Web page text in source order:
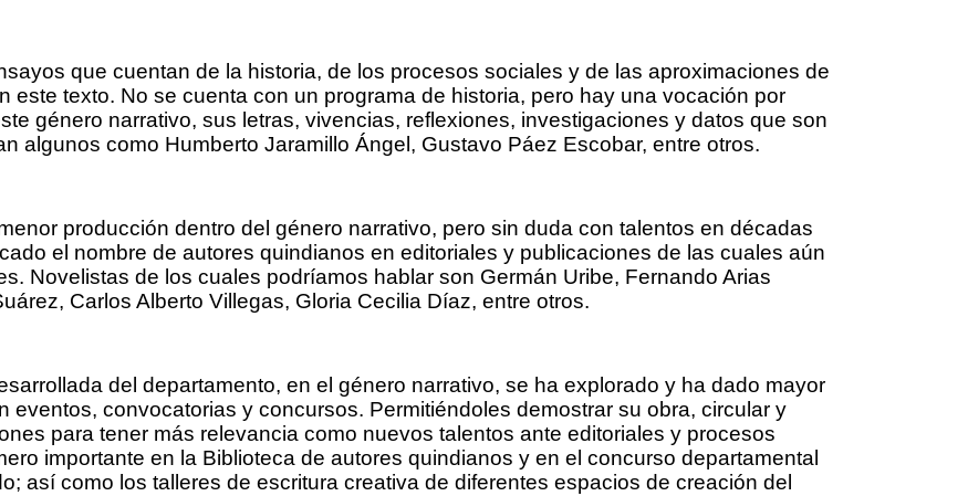
que cuentan de la historia, de los procesos sociales y de las aproximaciones de
este texto. No se cuenta con un programa de historia, pero hay una vocación por
género narrativo, sus letras, vivencias, reflexiones, investigaciones y datos que son
algunos como Humberto Jaramillo Ángel, Gustavo Páez Escobar, entre otros.
producción dentro del género narrativo, pero sin duda con talentos en décadas
el nombre de autores quindianos en editoriales y publicaciones de las cuales aún
Novelistas de los cuales podríamos hablar son Germán Uribe, Fernando Arias
Carlos Alberto Villegas, Gloria Cecilia Díaz, entre otros.
del departamento, en el género narrativo, se ha explorado y ha dado mayor
eventos, convocatorias y concursos. Permitiéndoles demostrar su obra, circular y
para tener más relevancia como nuevos talentos ante editoriales y procesos
importante en la Biblioteca de autores quindianos y en el concurso departamental
así como los talleres de escritura creativa de diferentes espacios de creación del